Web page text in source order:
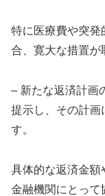
特に医療費や突発
合、寛大な措置が
– 新たな返済計画
提示し、その計画
す。
具体的な返済金額
金融機関にとって